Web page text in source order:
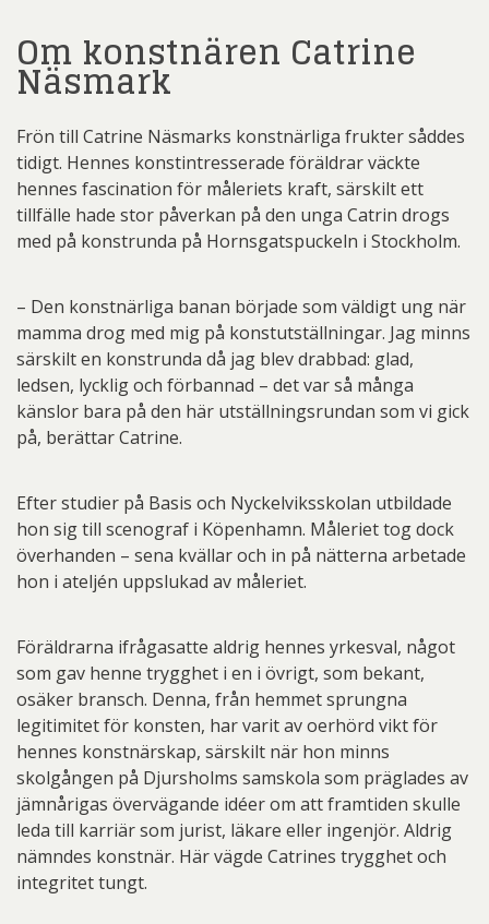
Om konstnären Catrine
Näsmark
Frön till Catrine Näsmarks konstnärliga frukter såddes
tidigt. Hennes konstintresserade föräldrar väckte
hennes fascination för måleriets kraft, särskilt ett
tillfälle hade stor påverkan på den unga Catrin drogs
med på konstrunda på Hornsgatspuckeln i Stockholm.
– Den konstnärliga banan började som väldigt ung när
mamma drog med mig på konstutställningar. Jag minns
särskilt en konstrunda då jag blev drabbad: glad,
ledsen, lycklig och förbannad – det var så många
känslor bara på den här utställningsrundan som vi gick
på, berättar Catrine.
Efter studier på Basis och Nyckelviksskolan utbildade
hon sig till scenograf i Köpenhamn. Måleriet tog dock
överhanden – sena kvällar och in på nätterna arbetade
hon i ateljén uppslukad av måleriet.
Föräldrarna ifrågasatte aldrig hennes yrkesval, något
som gav henne trygghet i en i övrigt, som bekant,
osäker bransch. Denna, från hemmet sprungna
legitimitet för konsten, har varit av oerhörd vikt för
hennes konstnärskap, särskilt när hon minns
skolgången på Djursholms samskola som präglades av
jämnårigas övervägande idéer om att framtiden skulle
leda till karriär som jurist, läkare eller ingenjör. Aldrig
nämndes konstnär. Här vägde Catrines trygghet och
integritet tungt.